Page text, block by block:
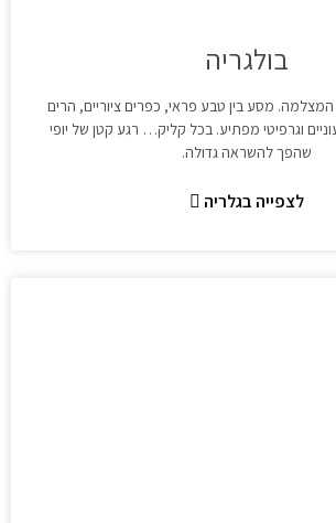
בולגריה
מסע בין טבע פראי, כפרים ציוריים, הרים
וגרפיטי מפתיע. בכל קליק… רגע קטן של יופי
שהפך להשראה גדולה.
לצפייה בגלריה